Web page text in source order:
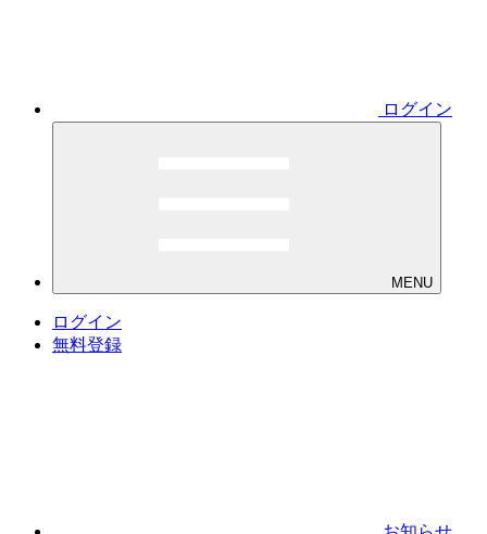
ログイン
MENU
ログイン
無料登録